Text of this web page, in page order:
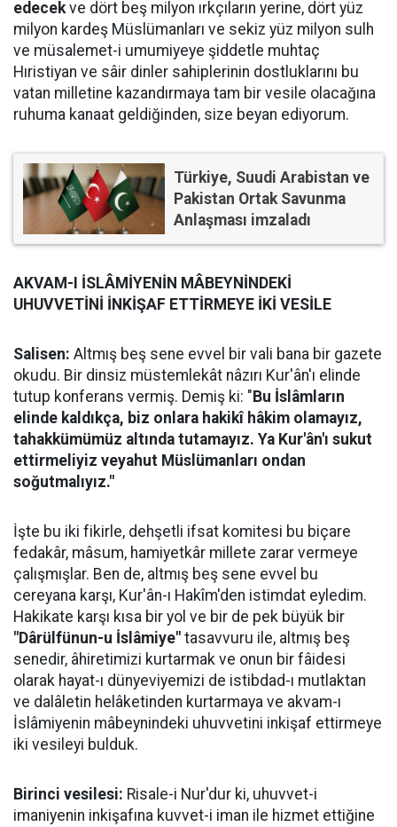
edecekve dört beş milyon ırkçıların yerine, dört yüz
milyon kardeş Müslümanları ve sekiz yüz milyon sulh
ve müsalemet-i umumiyeye şiddetle muhtaç
Hıristiyan ve sâir dinler sahiplerinin dostluklarını bu
vatan milletine kazandırmaya tam bir vesile olacağına
ruhuma kanaat geldiğinden, size beyan ediyorum.
Türkiye, Suudi Arabistan ve
Pakistan Ortak Savunma
Anlaşması imzaladı
AKVAM-I İSLÂMİYENİN MÂBEYNİNDEKİ
UHUVVETİNİ İNKİŞAF ETTİRMEYE İKİ VESİLE
Salisen: Altmış beş sene evvel bir vali bana bir gazete
okudu. Bir dinsiz müstemlekât nâzırı Kur'ân'ı elinde
tutup konferans vermiş. Demiş ki: " Bu İslâmların
elinde kaldıkça, biz onlara hakikî hâkim olamayız,
tahakkümümüz altında tutamayız. Ya Kur'ân'ı sukut
ettirmeliyiz veyahut Müslümanları ondan
soğutmalıyız."
İşte bu iki fikirle, dehşetli ifsat komitesi bu biçare
fedakâr, mâsum, hamiyetkâr millete zarar vermeye
çalışmışlar. Ben de, altmış beş sene evvel bu
cereyana karşı, Kur'ân-ı Hakîm'den istimdat eyledim.
Hakikate karşı kısa bir yol ve bir de pek büyük bir
"Dârülfünun-u İslâmiye" tasavvuru ile, altmış beş
senedir, âhiretimizi kurtarmak ve onun bir fâidesi
olarak hayat-ı dünyeviyemizi de istibdad-ı mutlaktan
ve dalâletin helâketinden kurtarmaya ve akvam-ı
İslâmiyenin mâbeynindeki uhuvvetini inkişaf ettirmeye
iki vesileyi bulduk.
Birinci vesilesi: Risale-i Nur'dur ki, uhuvvet-i
imaniyenin inkişafına kuvvet-i iman ile hizmet ettiğine